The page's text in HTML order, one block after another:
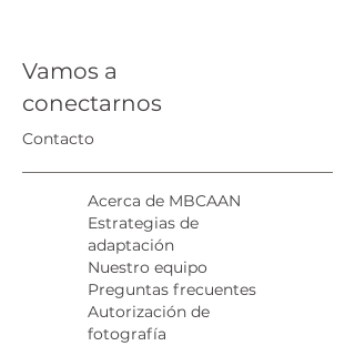
Vamos a
conectarnos
Contacto
Acerca de MBCAAN
Estrategias de
adaptación
Nuestro equipo
Preguntas frecuentes
Autorización de
fotografía